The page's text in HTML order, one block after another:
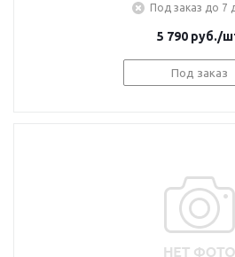
Под заказ до 7
5 790 руб./
Под заказ